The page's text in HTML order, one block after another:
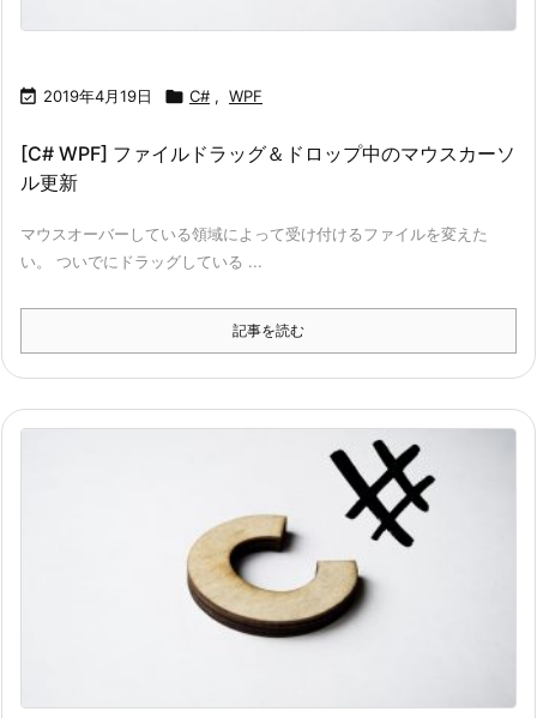
 2019年4月19日  C# , WPF
[C# WPF] ファイルドラッグ＆ドロップ中のマウスカーソ
ル更新
マウスオーバーしている領域によって受け付けるファイルを変えた
い。 ついでにドラッグしている ...
記事を読む